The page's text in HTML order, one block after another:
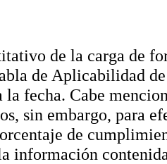
de la carga de
de Aplicabilidad
la fecha. Cabe
sin embargo, para
de
información